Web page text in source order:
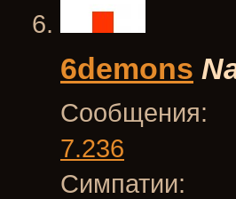
6demons
Сообщения:
7.236
Симпатии: